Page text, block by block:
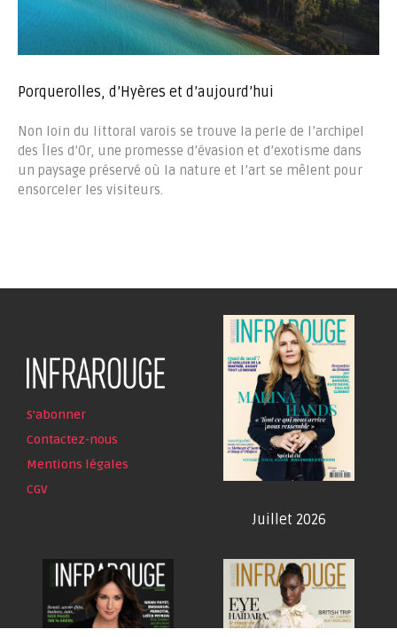
Porquerolles, d’Hyères et d’aujourd’hui
Non loin du littoral varois se trouve la perle de l’archipel
des Îles d’Or, une promesse d’évasion et d’exotisme dans
un paysage préservé où la nature et l’art se mêlent pour
ensorceler les visiteurs.
S'abonner
Contactez-nous
Mentions légales
CGV
Juillet 2026